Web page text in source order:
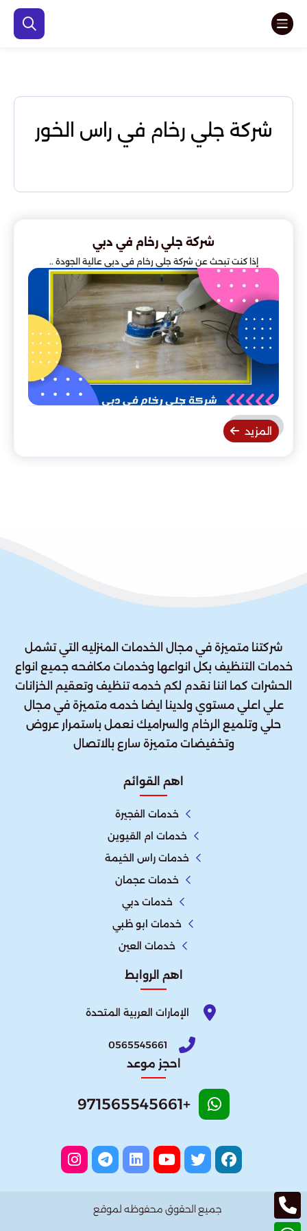
شركة جلي رخام في راس الخور
شركة جلي رخام في دبي
إذا كنت تبحث عن شركة جلي رخام في دبي عالية الجودة ..
المزيد
شركتنا متميزة في مجال الخدمات المنزليه التي تشمل
خدمات التنظيف بكل انواعها وخدمات مكافحه جميع انواع
الحشرات كما اننا نقدم لكم خدمه تنظيف وتعقيم الخزانات
علي اعلي مستوي ولدينا ايضا خدمه متميزة في مجال
حلي وتلميع الرخام والسراميك نعمل باستمرار عروض
وتخفيضات متميزة سارع بالاتصال
اهم القوائم
خدمات الفجيرة
خدمات ام القيوين
خدمات راس الخيمة
خدمات عجمان
خدمات دبي
خدمات ابو ظبي
خدمات العين
اهم الروابط
الإمارات العربية المتحدة​
0565545661
احجز موعد
+971565545661
جميع الحقوق محفوظه لموقع